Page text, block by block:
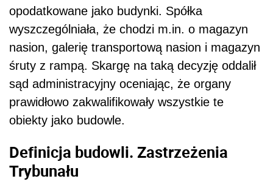
opodatkowane jako budynki. Spółka
wyszczególniała, że chodzi m.in. o magazyn
nasion, galerię transportową nasion i magazyn
śruty z rampą. Skargę na taką decyzję oddalił
sąd administracyjny oceniając, że organy
prawidłowo zakwalifikowały wszystkie te
obiekty jako budowle.
Definicja budowli. Zastrzeżenia
Trybunału